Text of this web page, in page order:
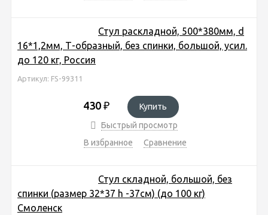
Стул раскладной, 500*380мм, d
16*1,2мм, Т-образный, без спинки, большой, усил.
до 120 кг, Россия
Артикул: FS-99311
430 ₽
Купить
Быстрый просмотр
В избранное
Сравнение
Стул складной, большой, без
спинки (размер 32*37 h -37см) (до 100 кг)
Смоленск